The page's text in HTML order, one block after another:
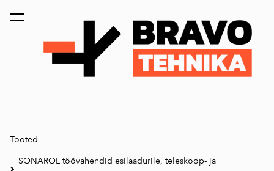
lisati ostukorvi. Vaata ostukorvi
Tooted
SONAROL töövahendid esilaadurile, teleskoop- ja